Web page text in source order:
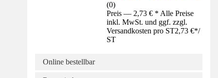
(0)
Preis — 2,73 € * Alle Preise
inkl. MwSt. und ggf. zzgl.
Versandkosten pro ST2,73 €*/
ST
Online bestellbar